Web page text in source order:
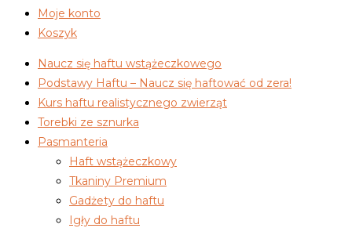
Moje konto
Koszyk
Naucz się haftu wstążeczkowego
Podstawy Haftu – Naucz się haftować od zera!
Kurs haftu realistycznego zwierząt
Torebki ze sznurka
Pasmanteria
Haft wstążeczkowy
Tkaniny Premium
Gadżety do haftu
Igły do haftu